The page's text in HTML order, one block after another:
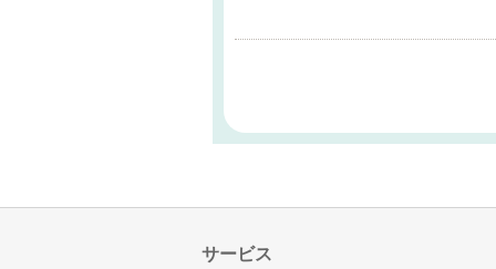
サービス